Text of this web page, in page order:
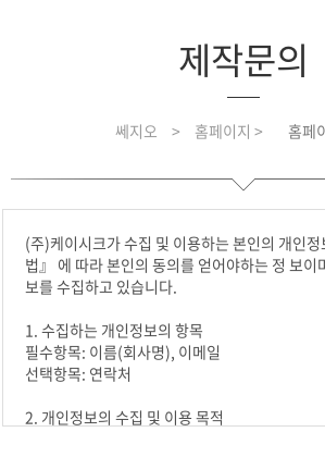
제작문의
쎄지오 > 홈페이지 > 홈페
(주)케이시크가 수집 및 이용하는 본인의 개인
법』 에 따라 본인의 동의를 얻어야하는 정 보이
보를 수집하고 있습니다.
1. 수집하는 개인정보의 항목
필수항목: 이름(회사명), 이메일
선택항목: 연락처
2. 개인정보의 수집 및 이용 목적